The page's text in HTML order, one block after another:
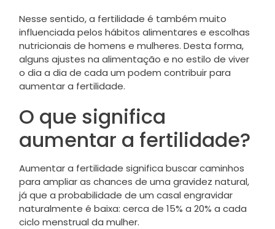
Nesse sentido, a fertilidade é também muito
influenciada pelos hábitos alimentares e escolhas
nutricionais de homens e mulheres. Desta forma,
alguns ajustes na alimentação e no estilo de viver
o dia a dia de cada um podem contribuir para
aumentar a fertilidade.
O que significa
aumentar a fertilidade?
Aumentar a fertilidade significa buscar caminhos
para ampliar as chances de uma gravidez natural,
já que a probabilidade de um casal engravidar
naturalmente é baixa: cerca de 15% a 20% a cada
ciclo menstrual da mulher.